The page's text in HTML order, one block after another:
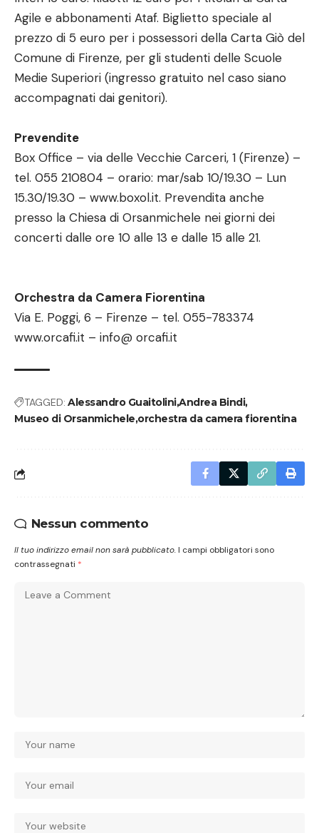
Agile e abbonamenti Ataf. Biglietto speciale al
prezzo di 5 euro per i possessori della Carta Giò del
Comune di Firenze, per gli studenti delle Scuole
Medie Superiori (ingresso gratuito nel caso siano
accompagnati dai genitori).
Prevendite
Box Office – via delle Vecchie Carceri, 1 (Firenze) –
tel. 055 210804 – orario: mar/sab 10/19.30 – Lun
15.30/19.30 – www.boxol.it. Prevendita anche
presso la Chiesa di Orsanmichele nei giorni dei
concerti dalle ore 10 alle 13 e dalle 15 alle 21.
Orchestra da Camera Fiorentina
Via E. Poggi, 6 – Firenze – tel. 055-783374
www.orcafi.it – info@ orcafi.it
TAGGED: Alessandro GuaitoliniAndrea Bindi
Museo di Orsanmichele orchestra da camera fiorentina
Nessun commento
Il tuo indirizzo email non sarà pubblicato. I campi obbligatori sono
contrassegnati *